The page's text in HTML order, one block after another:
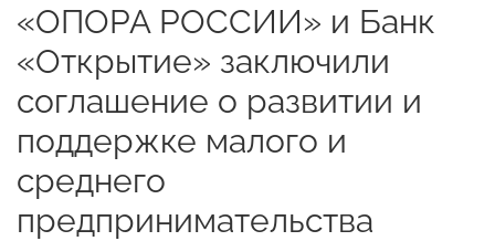
«ОПОРА РОССИИ» и Банк
«Открытие» заключили
соглашение о развитии и
поддержке малого и
среднего
предпринимательства